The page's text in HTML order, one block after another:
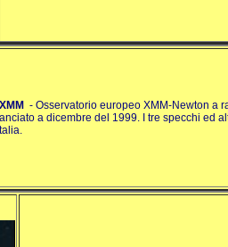
XMM - Osservatorio europeo XMM-Newton a
lanciato a dicembre del 1999. I tre specchi ed
Italia.